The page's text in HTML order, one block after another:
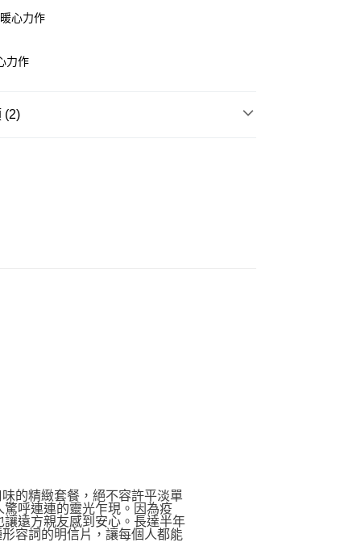
心力作
力作
(2)
的精緻套餐，絕不容許平淡單
呼連連的靈光乍現。因為疫
遠方親友感到安心。長達半年
容詞的明信片，讓每個人都能